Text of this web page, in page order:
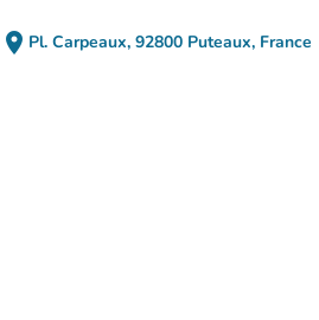
place Pl. Carpeaux, 92800 Puteaux, France
(open in Google Maps)
(new tab)